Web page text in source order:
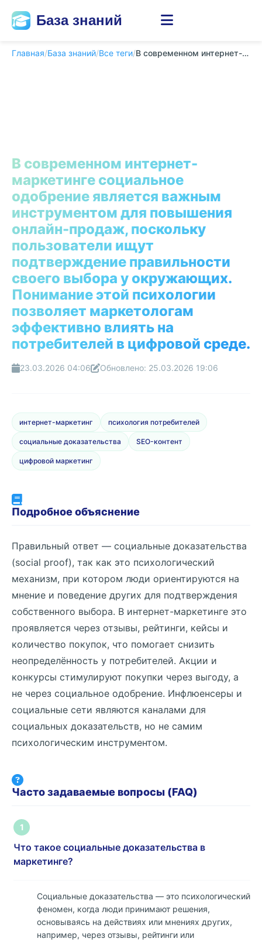
База знаний
Главная/База знаний/Все теги/ В современном интернет-маркетинге социальное од...
В современном интернет-
маркетинге социальное
одобрение является важным
инструментом для повышения
онлайн-продаж, поскольку
пользователи ищут
подтверждение правильности
своего выбора у окружающих.
Понимание этой психологии
позволяет маркетологам
эффективно влиять на
потребителей в цифровой среде.
23.03.2026 04:06 Обновлено: 25.03.2026 19:06
интернет-маркетинг психология потребителей
социальные доказательства SEO-контент
цифровой маркетинг
Подробное объяснение
Правильный ответ — социальные доказательства
(social proof), так как это психологический
механизм, при котором люди ориентируются на
мнение и поведение других для подтверждения
собственного выбора. В интернет-маркетинге это
проявляется через отзывы, рейтинги, кейсы и
количество покупок, что помогает снизить
неопределённость у потребителей. Акции и
конкурсы стимулируют покупки через выгоду, а
не через социальное одобрение. Инфлюенсеры и
социальные сети являются каналами для
социальных доказательств, но не самим
психологическим инструментом.
Часто задаваемые вопросы (FAQ)
1
Что такое социальные доказательства в
маркетинге?
Социальные доказательства — это психологический
феномен, когда люди принимают решения,
основываясь на действиях или мнениях других,
например, через отзывы, рейтинги или